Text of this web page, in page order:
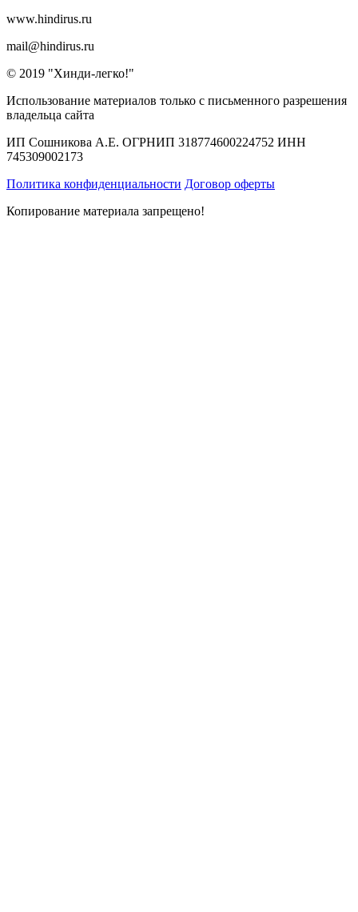
www.hindirus.ru
mail@hindirus.ru
© 2019 "Хинди-легко!"
Использование материалов только с письменного разрешения
владельца сайта
ИП Сошникова А.Е. ОГРНИП 318774600224752 ИНН
745309002173
Политика конфиденциальности Договор оферты
Копирование материала запрещено!